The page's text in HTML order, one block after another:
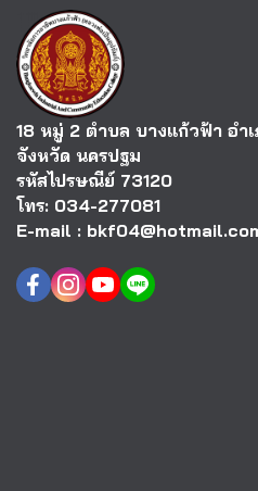
18 หมู่ 2 ตำบล บางแก้วฟ้า อำ
จังหวัด นครปฐม
รหัสไปรษณีย์ 73120
โทร: 034-277081
E-mail :